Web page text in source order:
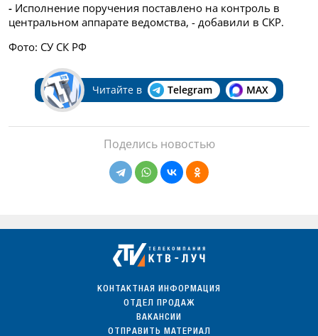
- Исполнение поручения поставлено на контроль в
центральном аппарате ведомства, - добавили в СКР.
Фото: СУ СК РФ
Читайте в Telegram MAX
Поделись новостью
КОНТАКТНАЯ ИНФОРМАЦИЯ
ОТДЕЛ ПРОДАЖ
ВАКАНСИИ
ОТПРАВИТЬ МАТЕРИАЛ